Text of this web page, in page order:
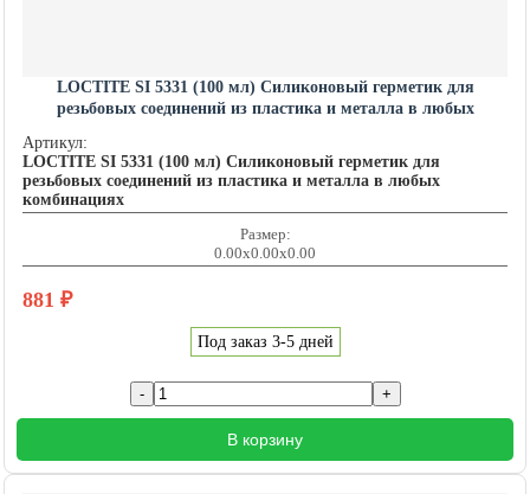
LOCTITE SI 5331 (100 мл) Силиконовый герметик для
резьбовых соединений из пластика и металла в любых
Артикул:
LOCTITE SI 5331 (100 мл) Силиконовый герметик для
резьбовых соединений из пластика и металла в любых
комбинациях
Размер:
0.00x0.00x0.00
881 ₽
Под заказ 3-5 дней
В корзину